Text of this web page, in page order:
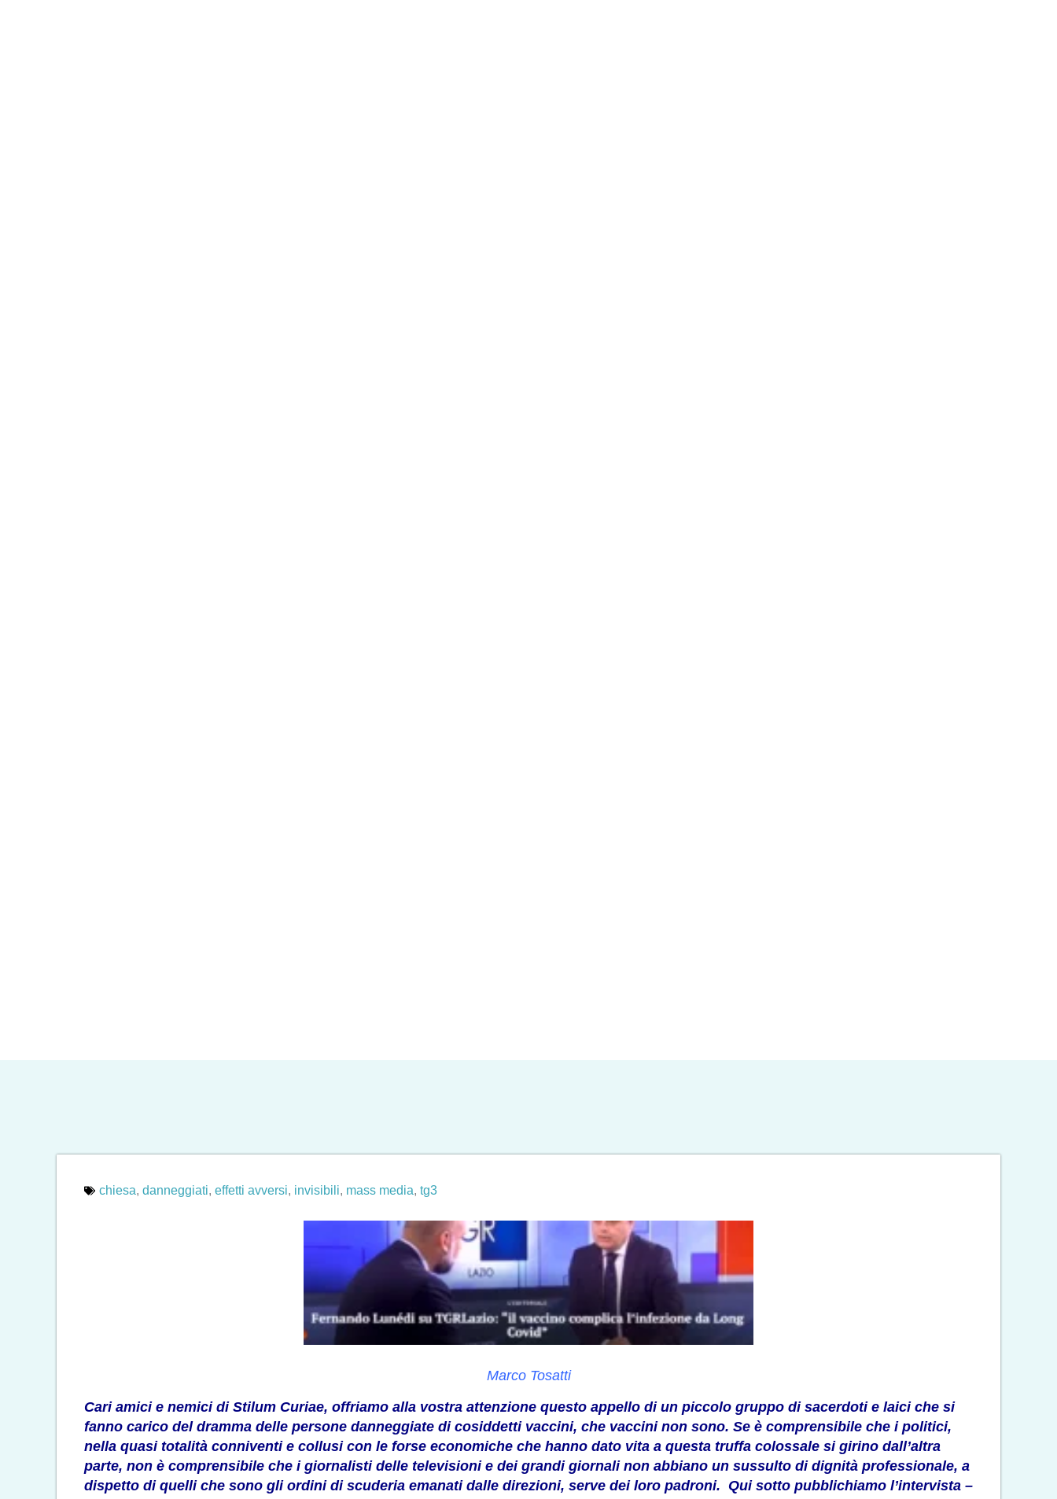
chiesa, danneggiati, effetti avversi, invisibili, mass media, tg3
Marco Tosatti
Cari amici e nemici di Stilum Curiae, offriamo alla vostra attenzione questo appello di un piccolo gruppo di sacerdoti e laici che si
fanno carico del dramma delle persone danneggiate di cosiddetti vaccini, che vaccini non sono. Se è comprensibile che i politici,
nella quasi totalità conniventi e collusi con le forse economiche che hanno dato vita a questa truffa colossale si girino dall’altra
parte, non è comprensibile che i giornalisti delle televisioni e dei grandi giornali non abbiano un sussulto di dignità professionale, a
dispetto di quelli che sono gli ordini di scuderia emanati dalle direzioni, serve dei loro padroni. Qui sotto pubblichiamo l’intervista –